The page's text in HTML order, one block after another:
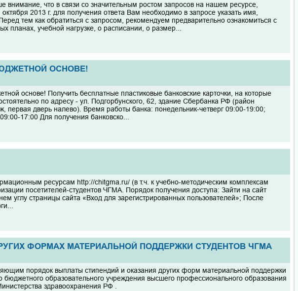
что в связи со значительным ростом запросов на нашем ресурсе,
2013 г. для получения ответа Вам необходимо в запросе указать имя,
тем как обратиться с запросом, рекомендуем предварительно ознакомиться с
учебной нагрузке, о расписании, о размер...
ОСНОВЕ!
основе! Получить бесплатные пластиковые банковские карточки, на которые
по адресу - ул. Подгорбунского, 62, здание Сбербанка РФ (район
первая дверь налево). Время работы банка: понедельник-четверг 09:00-19:00;
17:00 Для получения банковско...
ресурсам http://chitgma.ru/ (в т.ч. к учебно-методическим комплексам
посетителей-студентов ЧГМА. Порядок получения доступа: Зайти на сайт
углу страницы сайта «Вход для зарегистрированных пользователей»; После
ФОРМАХ МАТЕРИАЛЬНОЙ ПОДДЕРЖКИ СТУДЕНТОВ ЧГМА
порядок выплаты стипендий и оказания других форм материальной поддержки
бюджетного образовательного учреждения высшего профессионального образования
здравоохранения РФ .